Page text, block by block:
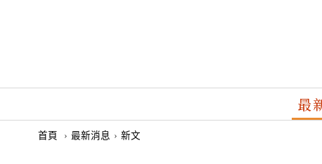
最
首頁 › 最新消息 › 新文